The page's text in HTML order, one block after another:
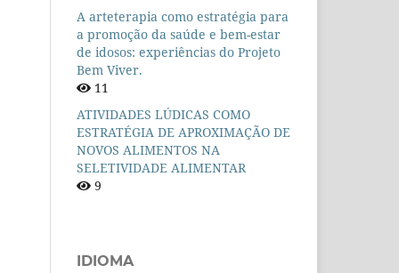
A arteterapia como estratégia para
a promoção da saúde e bem-estar
de idosos: experiências do Projeto
Bem Viver.
11
ATIVIDADES LÚDICAS COMO
ESTRATÉGIA DE APROXIMAÇÃO DE
NOVOS ALIMENTOS NA
SELETIVIDADE ALIMENTAR
9
IDIOMA